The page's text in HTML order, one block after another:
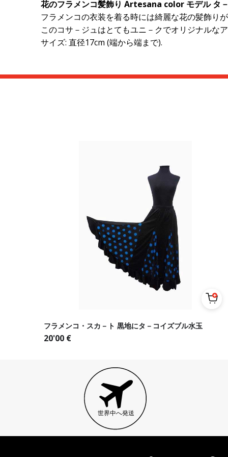
花のフラメンコ髪飾り Artesana color モデル タ
フラメンコの衣装を着る時には綺麗な花の髪飾り
このコサ－ジュはとてもユニ－クでオリジナルな
サイズ: 直径17cm (端から端まで).
フラメンコ・スカ－ト 黒地にタ－コイズブル水玉
20'00 €
世界中へ発送